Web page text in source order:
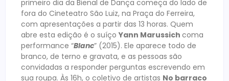
primeiro dia da Bienal de Dança começa do lado de
fora do Cineteatro São Luiz, na Praça do Ferreira,
com apresentações a partir das 13 horas. Quem
abre esta edição é o suíço Yann Marussich coma
performance “Blanc” (2015). Ele aparece todo de
branco, de terno e gravata, e as pessoas são
convidadas a responder perguntas escrevendo em
sua roupa. Às 16h, o coletivo de artistas No barraco